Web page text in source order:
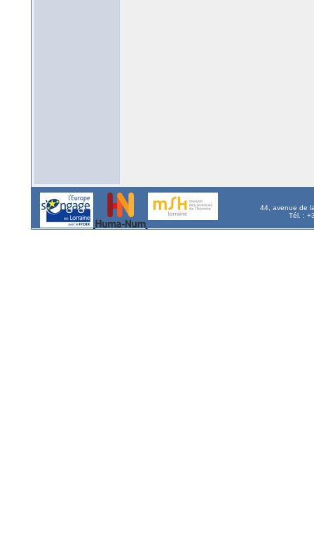
44, avenue de
Tél. :